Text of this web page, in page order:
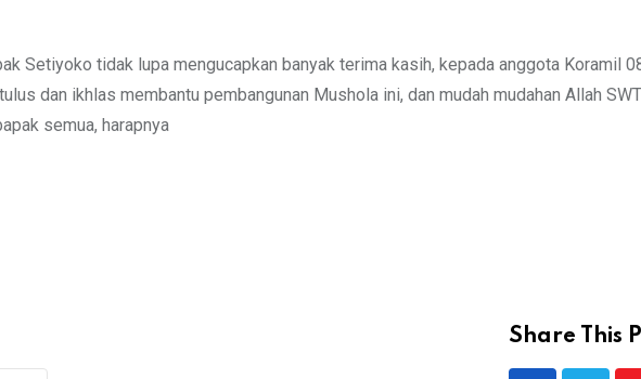
Setiyoko tidak lupa mengucapkan banyak terima kasih, kepada anggota Koramil
dan ikhlas membantu pembangunan Mushola ini, dan mudah mudahan Allah SWT
semua, harapnya
Share This